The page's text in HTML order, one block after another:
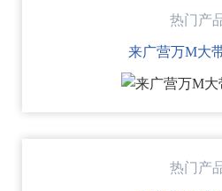
热门产
来广营万M大
热门产